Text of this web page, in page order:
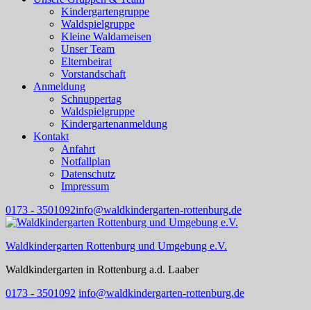
Kindergartengruppe
Waldspielgruppe
Kleine Waldameisen
Unser Team
Elternbeirat
Vorstandschaft
Anmeldung
Schnuppertag
Waldspielgruppe
Kindergartenanmeldung
Kontakt
Anfahrt
Notfallplan
Datenschutz
Impressum
0173 - 3501092info@waldkindergarten-rottenburg.de
Waldkindergarten Rottenburg und Umgebung e.V.
Waldkindergarten in Rottenburg a.d. Laaber
0173 - 3501092 info@waldkindergarten-rottenburg.de